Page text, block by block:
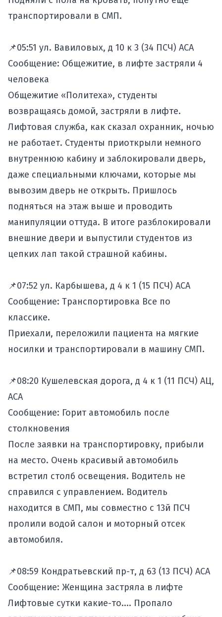
транспортировали в СМП.
📌05:51 ул. Вавиловых, д 10 к 3 (34 ПСЧ) АСА
Сообщение: Общежитие, в лифте застряли 4
человека
Общежитие «Политеха», студенты
возвращаясь домой, застряли в лифте.
Лифтовая служба, как сказал охранник, ночью
не работает. Студенты приоткрыли немного
внутреннюю кабину и заблокировали дверь,
даже специальными ключами, которые мы
вывозим дверь не открыть. Пришлось
подняться на этаж выше и проводить
манипуляции оттуда. В итоге разблокировали
внешние двери и выпустили студентов из
цепких лап такой страшной кабины.
📌07:52 ул. Карбышева, д 4 к 1 (15 ПСЧ) АСА
Сообщение: Транспортировка Все по
классике.
Приехали, переложили пациента на мягкие
носилки и транспортировали в машину СМП.
📌08:20 Кушелевская дорога, д 4 к 1 (11 ПСЧ) АЦ,
АСА
Сообщение: Горит автомобиль после
столкновения
После заявки на транспортировку, прибыли
на место. Очень красивый автомобиль
встретил столб освещения. Водитель не
справился с управлением. Водитель
находится в СМП, мы совместно с 13й ПСЧ
пролили водой салон и моторный отсек
автомобиля.
📌08:59 Кондратьевский пр-т, д 63 (13 ПСЧ) АСА
Сообщение: Женщина застряла в лифте
Лифтовые сутки какие-то.... Пропало